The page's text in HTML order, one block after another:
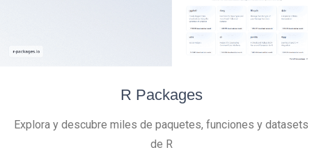
R Packages
Explora y descubre miles de paquetes, funciones y datasets
de R